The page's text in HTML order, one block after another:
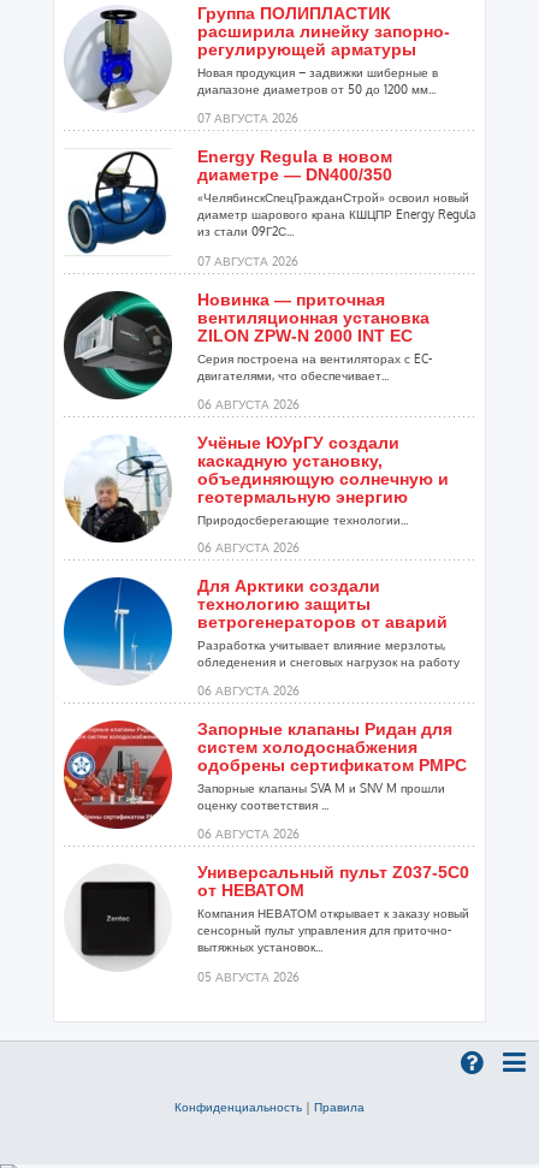
Группа ПОЛИПЛАСТИК
расширила линейку запорно-
регулирующей арматуры
Новая продукция – задвижки шиберные в
диапазоне диаметров от 50 до 1200 мм...
07 АВГУСТА 2026
Energy Regula в новом
диаметре — DN400/350
«ЧелябинскСпецГражданСтрой» освоил новый
диаметр шарового крана КШЦПР Energy Regula
из стали 09Г2С...
07 АВГУСТА 2026
Новинка — приточная
вентиляционная установка
ZILON ZPW-N 2000 INT EC
Серия построена на вентиляторах с EC-
двигателями, что обеспечивает...
06 АВГУСТА 2026
Учёные ЮУрГУ создали
каскадную установку,
объединяющую солнечную и
геотермальную энергию
Природосберегающие технологии...
06 АВГУСТА 2026
Для Арктики создали
технологию защиты
ветрогенераторов от аварий
Разработка учитывает влияние мерзлоты,
обледенения и снеговых нагрузок на работу
06 АВГУСТА 2026
Запорные клапаны Ридан для
систем холодоснабжения
одобрены сертификатом РМРС
Запорные клапаны SVA M и SNV M прошли
оценку соответствия ...
06 АВГУСТА 2026
Универсальный пульт Z037-5C0
от НЕВАТОМ
Компания НЕВАТОМ открывает к заказу новый
сенсорный пульт управления для приточно-
вытяжных установок...
05 АВГУСТА 2026
расширения ...
Конфиденциальность | Правила